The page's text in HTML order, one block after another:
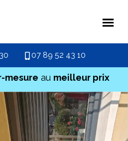
07 89 52 43 10
mesure au meilleur prix